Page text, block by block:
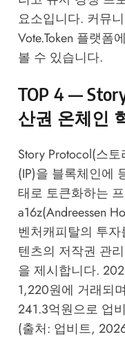
요소입니다. 커뮤
Vote.Token 플랫폼
볼 수 있습니다.
TOP 4 —
산권 온체인
Story Protocol(스
(IP)을 블록체인에
태로 토큰화하는
a16z(Andreessen
벤처캐피탈의 투
텐츠의 저작권 관
을 제시합니다.
1,220원에 거래되
241.3억원으로 업
(출처: 업비트,